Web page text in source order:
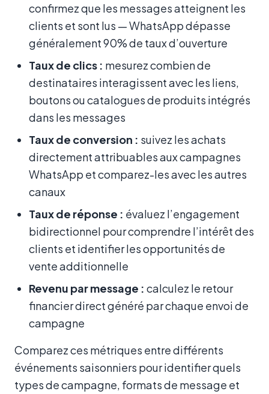
confirmez que les messages atteignent les
clients et sont lus — WhatsApp dépasse
généralement 90% de taux d’ouverture
Taux de clics : mesurez combien de
destinataires interagissent avec les liens,
boutons ou catalogues de produits intégrés
dans les messages
Taux de conversion : suivez les achats
directement attribuables aux campagnes
WhatsApp et comparez-les avec les autres
canaux
Taux de réponse : évaluez l’engagement
bidirectionnel pour comprendre l’intérêt des
clients et identifier les opportunités de
vente additionnelle
Revenu par message : calculez le retour
financier direct généré par chaque envoi de
campagne
Comparez ces métriques entre différents
événements saisonniers pour identifier quels
types de campagne, formats de message et